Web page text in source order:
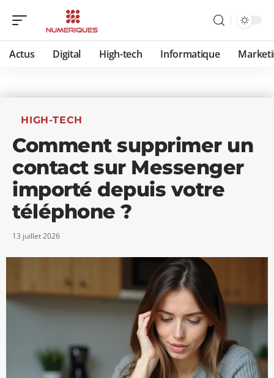
Actus Digital High-tech Informatique
HIGH-TECH
Comment supprimer un
contact sur Messenger
importé depuis votre
téléphone ?
13 juillet 2026